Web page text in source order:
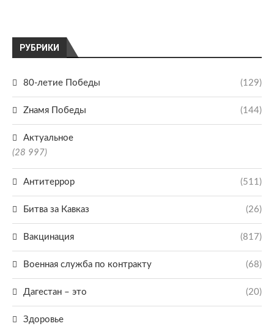
РУБРИКИ
80-летие Победы (129)
Zнамя Победы (144)
Актуальное
(28 997)
Антитеррор (511)
Битва за Кавказ (26)
Вакцинация (817)
Военная служба по контракту (68)
Дагестан – это (20)
Здоровье